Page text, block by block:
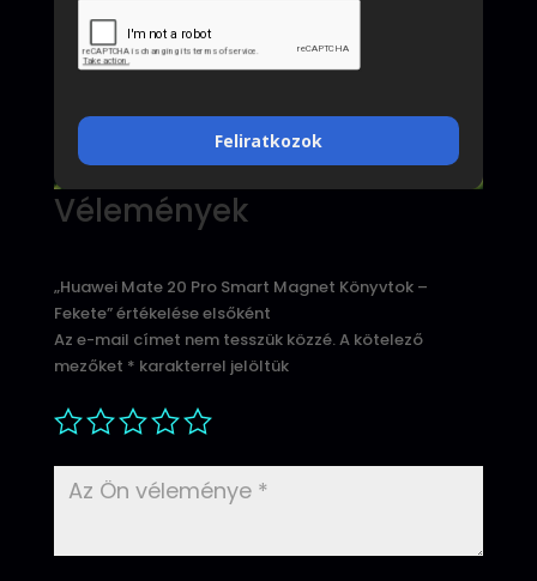
Feliratkozok
Vélemények
„Huawei Mate 20 Pro Smart Magnet Könyvtok –
Fekete” értékelése elsőként
Az e-mail címet nem tesszük közzé.A kötelező
mezőket * karakterrel jelöltük